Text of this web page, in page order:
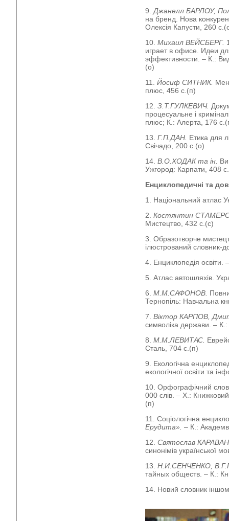
9. Джанелл БАРЛОУ,
на бренд. Нова
Олексія Капусти, 260
10. Михаил ВЕЙСБЕРГ.
играет в офисе. Идеи
эффективности. – К.:
(о)
11. Йосиф СИТНИК.
плюс, 456 с.(п)
12. З.Т.ГУЛКЕВИЧ.
процесуальне і
плюс; К.: Алерта, 176
13. Г.П.ДАН. Етика для
Свічадо, 200 с.(о)
14. В.О.ХОДАК та ін.
Ужгород: Карпати, 408
Енциклопедичні та
1. Національний атлас
2. Костянтин
Мистецтво, 432 с.(с)
3. Образотворче
ілюстрований словник-
4. Енциклопедія
5. Атлас автошляхів.
6. М.М.САФОНОВ.
Тернопіль: Навчальна
7. Віктор КАРПОВ,
символіка держави. –
8. М.М.ЛЕВИТАС.
Сталь, 704 с.(п)
9. Екологічна
екологічної освіти та
10. Орфографічний
000 слів. – Х.:
(п)
11. Соціологічна
Ерудита». – К.:
12. Святослав
синонімів української
13. Н.И.СЕНЧЕНКО,
тайных обществ. – К.:
14. Новий словник